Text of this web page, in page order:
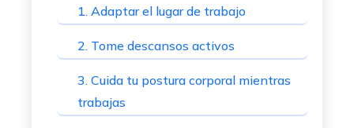
1. Adaptar el lugar de trabajo
2. Tome descansos activos
3. Cuida tu postura corporal mientras
trabajas